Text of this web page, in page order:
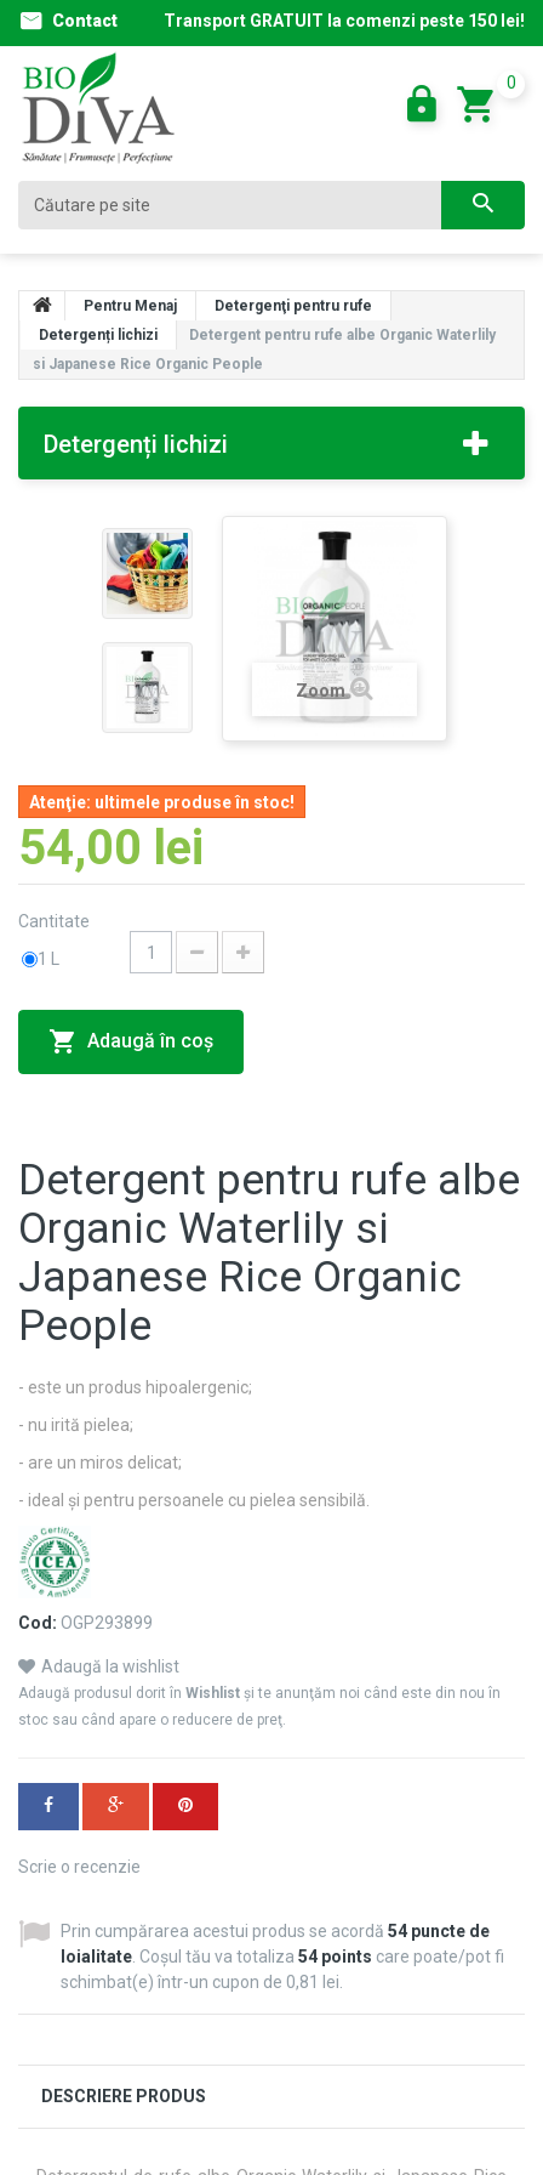
Contact Transport GRATUIT la comenzi peste 150 lei!
0
Pentru Menaj
Detergenţi pentru rufe
Detergenți lichizi
Detergent pentru rufe albe Organic Waterlily
si Japanese Rice Organic People
Detergenți lichizi
Zoom
Atenţie: ultimele produse în stoc!
54,00 lei
Cantitate
1 L
Adaugă în coş
Detergent pentru rufe albe
Organic Waterlily si
Japanese Rice Organic
People
- este un produs hipoalergenic;
- nu irită pielea;
- are un miros delicat;
- ideal și pentru persoanele cu pielea sensibilă.
Cod: OGP293899
Adaugă la wishlist
Adaugă produsul dorit în Wishlist şi te anunţăm noi când este din nou în
stoc sau când apare o reducere de preţ.
Scrie o recenzie
Prin cumpărarea acestui produs se acordă 54 puncte de
loialitate . Coșul tău va totaliza 54 points care poate/pot fi
schimbat(e) într-un cupon de 0,81 lei
DESCRIERE PRODUS